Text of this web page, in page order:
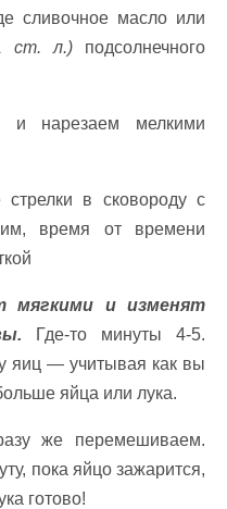
сливочное масло или
ст. л.) подсолнечного
и нарезаем мелкими
в сковороду с
время от времени
мягкими и изменят
Где-то минуты 4-5.
яиц — учитывая как вы
яйца или лука.
же перемешиваем.
пока яйцо зажарится,
готово!